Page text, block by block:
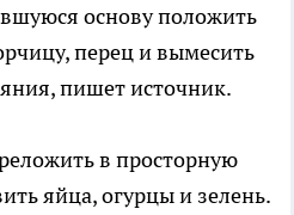
основу положить
перец и вымесить
пишет источник.
в просторную
яйца, огурцы и зелень.